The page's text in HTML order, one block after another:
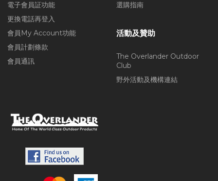
電子會員証功能
更換電話再登入
會員My Account功能
會員計劃條款
會員通訊
選購指南
活動及贊助
The Overlander Outdoor
Club
野外活動及機構連結